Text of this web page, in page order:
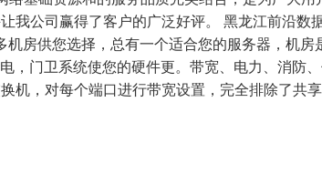
我公司赢得了客户的广泛好评。 黑龙江前沿
房供您选择，总有一个适合您的服务器，机
门卫系统使您的硬件更。带宽、电力、消防
机，对每个端口进行带宽设置，完全排除了共